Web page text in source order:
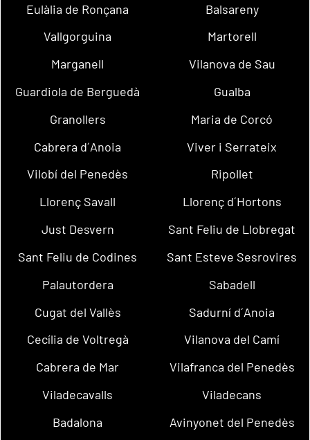
Eulàlia de Ronçana
Balsareny
Vallgorguina
Martorell
Marganell
Vilanova de Sau
Guardiola de Berguedà
Gualba
Granollers
Maria de Corcó
Cabrera d´Anoia
Viver i Serrateix
Vilobí del Penedès
Ripollet
Llorenç Savall
Llorenç d´Hortons
Just Desvern
Sant Feliu de Llobregat
Sant Feliu de Codines
Sant Esteve Sesrovires
Palautordera
Sabadell
Cugat del Vallès
Sadurní d´Anoia
Cecília de Voltregà
Vilanova del Camí
Cabrera de Mar
Vilafranca del Penedès
Viladecavalls
Viladecans
Badalona
Avinyonet del Penedès